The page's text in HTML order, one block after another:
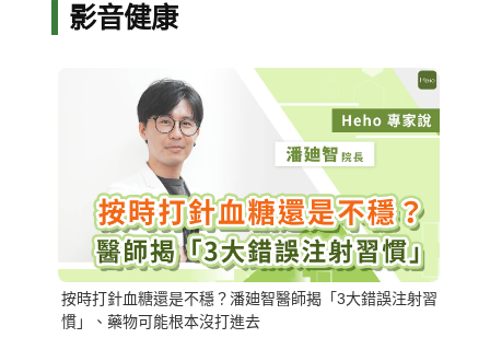
影音健康
按時打針血糖還是不穩？潘廸智醫師揭「3大錯誤注射習
慣」、藥物可能根本沒打進去